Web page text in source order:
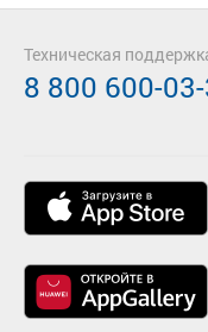
Техническая
8 800 600-